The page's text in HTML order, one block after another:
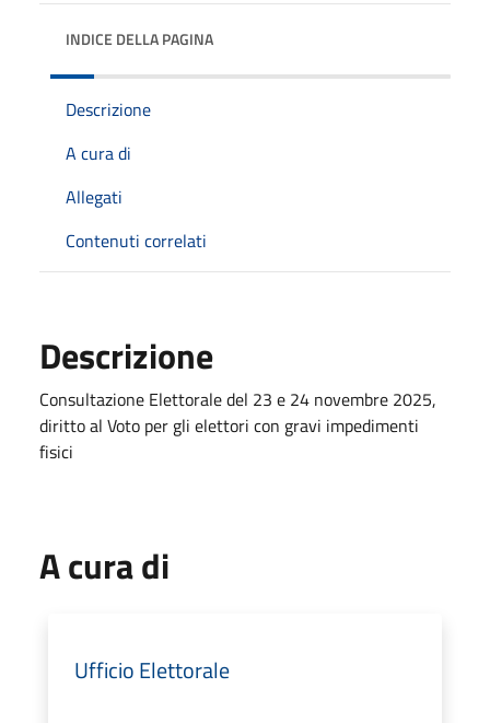
INDICE DELLA PAGINA
Descrizione
A cura di
Allegati
Contenuti correlati
Descrizione
Consultazione Elettorale del 23 e 24 novembre 2025,
diritto al Voto per gli elettori con gravi impedimenti
fisici
A cura di
Ufficio Elettorale